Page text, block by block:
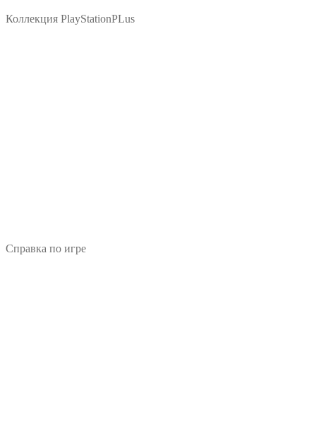
Коллекция PlayStationPLus
Справка по игре